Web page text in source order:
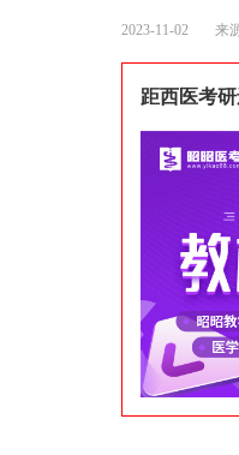
2023-11-02 来
距西医考